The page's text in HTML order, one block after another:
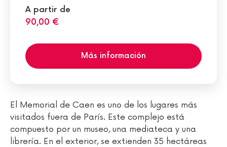
A partir de
90,00 €
Más información
El Memorial de Caen es uno de los lugares más
visitados fuera de París. Este complejo está
compuesto por un museo, una mediateca y una
librería. En el exterior, se extienden 35 hectáreas